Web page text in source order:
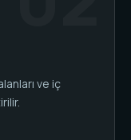
ve iç